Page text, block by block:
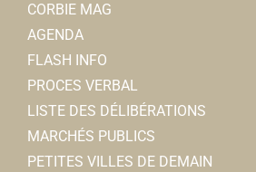
CORBIE MAG
AGENDA
FLASH INFO
PROCES VERBAL
LISTE DES DÉLIBÉRATIONS
MARCHÉS PUBLICS
PETITES VILLES DE DEMAIN